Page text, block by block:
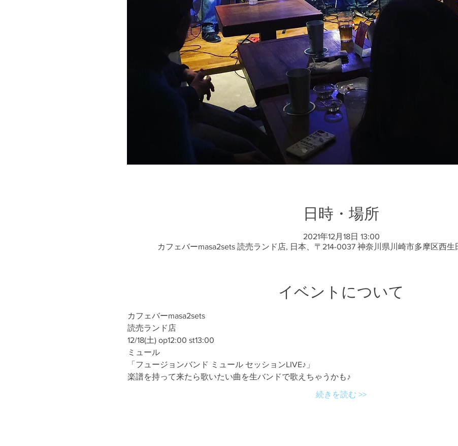
日時・場所
2021年12月18日 13:00
カフェバーmasa2sets 読売ランド店, 日本、〒214-0037 神奈川県川崎市多摩区西生
イベントについて
カフェバーmasa2sets
読売ランド店
12/18(土) op12:00 st13:00
ミュール
「フュージョンバンド ミュール セッションLIVE♪」
楽譜を持って来たら歌いたい曲を生バンドで歌えちゃうかも♪
続きを読む >>